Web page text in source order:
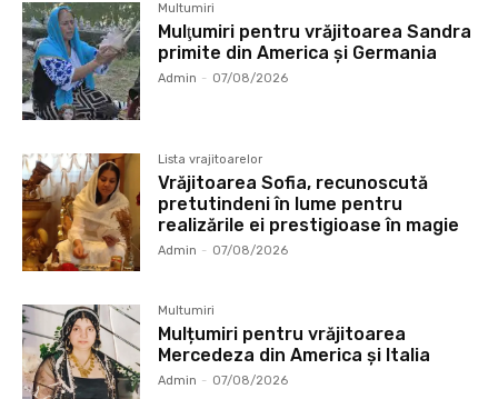
Multumiri
Mulţumiri pentru vrăjitoarea Sandra
primite din America și Germania
Admin - 07/08/2026
Lista vrajitoarelor
Vrăjitoarea Sofia, recunoscută
pretutindeni în lume pentru
realizările ei prestigioase în magie
Admin - 07/08/2026
Multumiri
Mulțumiri pentru vrăjitoarea
Mercedeza din America și Italia
Admin - 07/08/2026